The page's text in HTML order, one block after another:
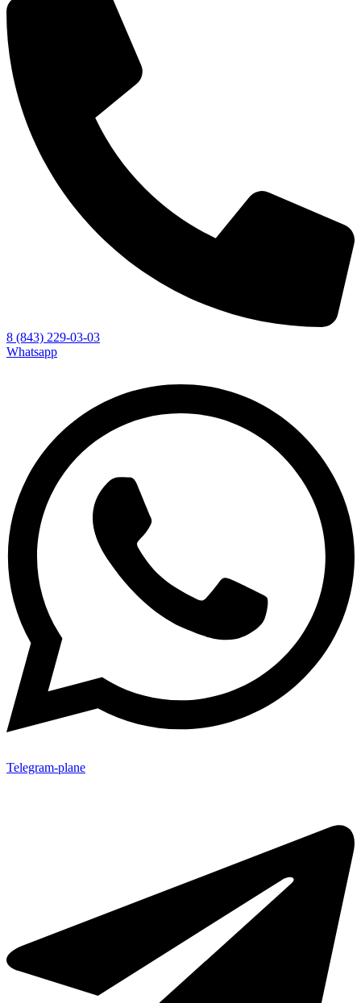
8 (843) 229-03-03
Whatsapp
Telegram-plane